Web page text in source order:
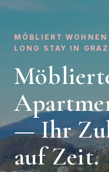
MÖBLIERT
LONG STAY IN GRAZ
— Ihr
auf Zeit.